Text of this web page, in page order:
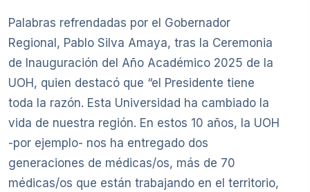
Palabras refrendadas por el Gobernador
Regional, Pablo Silva Amaya, tras la Ceremonia
de Inauguración del Año Académico 2025 de la
UOH, quien destacó que “el Presidente tiene
toda la razón. Esta Universidad ha cambiado la
vida de nuestra región. En estos 10 años, la UOH
-por ejemplo- nos ha entregado dos
generaciones de médicas/os, más de 70
médicas/os que están trabajando en el territorio,